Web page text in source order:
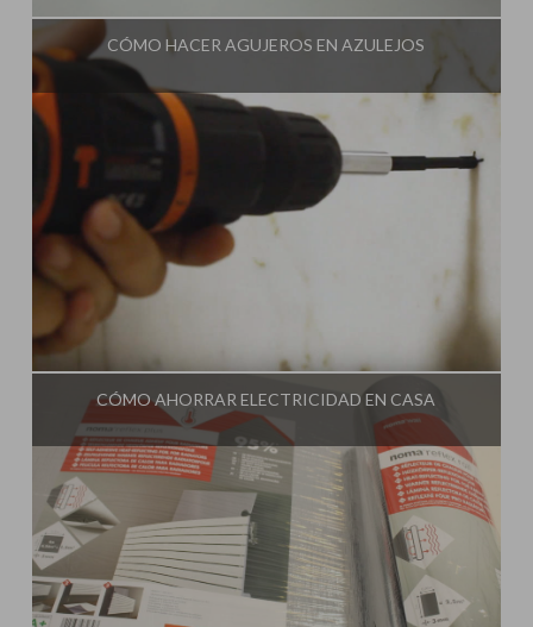
CÓMO HACER AGUJEROS EN AZULEJOS
CÓMO AHORRAR ELECTRICIDAD EN CASA